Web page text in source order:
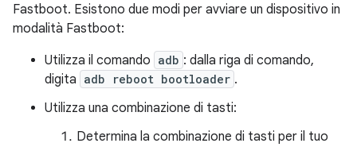
Fastboot. Esistono due modi per avviare un dispositivo in
modalità Fastboot:
Utilizza il comando adb : dalla riga di comando,
digita adb reboot bootloader .
Utilizza una combinazione di tasti:
Determina la combinazione di tasti per il tuo